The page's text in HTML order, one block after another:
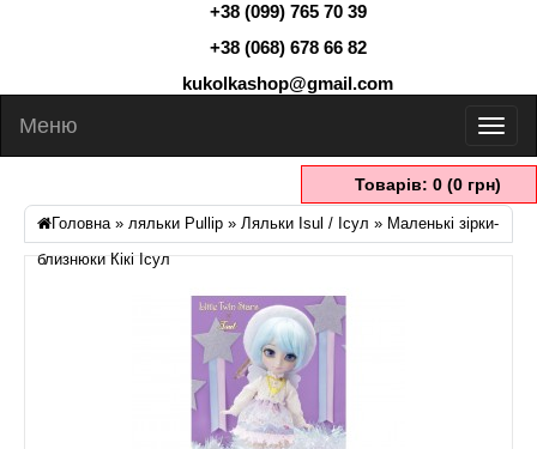
Товарів: 0 (0 грн)
+38 (099) 765 70 39
+38 (068) 678 66 82
kukolkashop@gmail.com
Меню
Головна» ляльки Pullip » Ляльки Isul / Ісул » Маленькі зірки-
близнюки Кікі Ісул